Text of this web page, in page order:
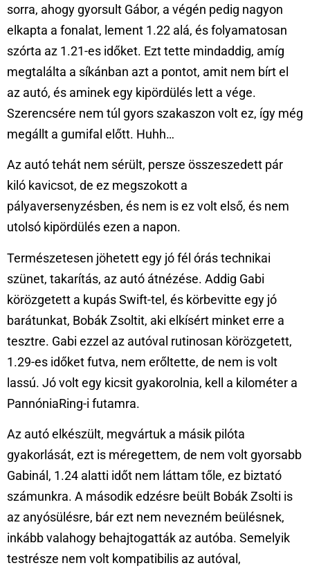
sorra, ahogy gyorsult Gábor, a végén pedig nagyon
elkapta a fonalat, lement 1.22 alá, és folyamatosan
szórta az 1.21-es időket. Ezt tette mindaddig, amíg
megtalálta a síkánban azt a pontot, amit nem bírt el
az autó, és aminek egy kipördülés lett a vége.
Szerencsére nem túl gyors szakaszon volt ez, így még
megállt a gumifal előtt. Huhh…
Az autó tehát nem sérült, persze összeszedett pár
kiló kavicsot, de ez megszokott a
pályaversenyzésben, és nem is ez volt első, és nem
utolsó kipördülés ezen a napon.
Természetesen jöhetett egy jó fél órás technikai
szünet, takarítás, az autó átnézése. Addig Gabi
körözgetett a kupás Swift-tel, és körbevitte egy jó
barátunkat, Bobák Zsoltit, aki elkísért minket erre a
tesztre. Gabi ezzel az autóval rutinosan körözgetett,
1.29-es időket futva, nem erőltette, de nem is volt
lassú. Jó volt egy kicsit gyakorolnia, kell a kilométer a
PannóniaRing-i futamra.
Az autó elkészült, megvártuk a másik pilóta
gyakorlását, ezt is méregettem, de nem volt gyorsabb
Gabinál, 1.24 alatti időt nem láttam tőle, ez biztató
számunkra. A második edzésre beült Bobák Zsolti is
az anyósülésre, bár ezt nem nevezném beülésnek,
inkább valahogy behajtogatták az autóba. Semelyik
testrésze nem volt kompatibilis az autóval,